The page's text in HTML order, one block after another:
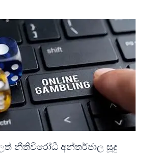
නීතිවිරෝධී අන්තර්ජාල සූදු